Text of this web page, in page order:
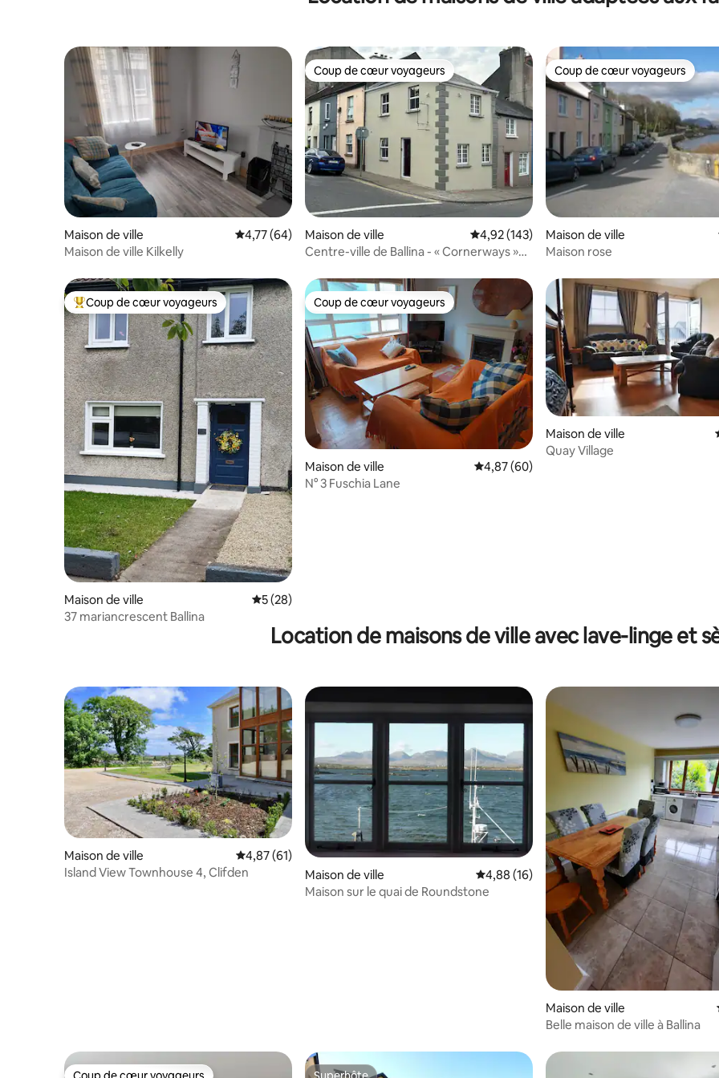
Maison de ville Évaluation moyenne sur la base de 64 commentaires : 4,77 sur 5
4,77 (64)
Maison de ville Kilkelly
Coup de cœur voyageurs
Coup de cœur voyageurs
Maison de ville Évaluation moyenne sur la base de 143
4,92 (143)
Centre-ville de Ballina - « Cornerways »
Coup de cœur voyageurs
Coup de cœur voyageurs
Maison de ville
Maison rose
Coups de cœur voyageurs les plus appréciés
Coup de cœur voyageurs
Maison de ville Évaluation moyenne sur la base de 28 commentaires : 5 sur 5
5 (28)
37 mariancrescent Ballina
Coup de cœur voyageurs
Coup de cœur voyageurs
Maison de ville Évaluation moyenne sur la base de 60
4,87 (60)
N° 3 Fuschia Lane
Maison de ville
Quay Village
Location de maisons de ville avec lave-linge et
Maison de ville Évaluation moyenne sur la base de 61 commentaires : 4,87 sur 5
4,87 (61)
Island View Townhouse 4, Clifden
Maison de ville Évaluation moyenne sur la base de 16
4,88 (16)
Maison sur le quai de Roundstone
Maison de ville
Belle maison de ville à Ballina